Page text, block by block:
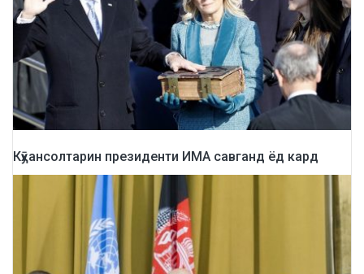
Кӯҳансолтарин президенти ИМА савганд ёд кард